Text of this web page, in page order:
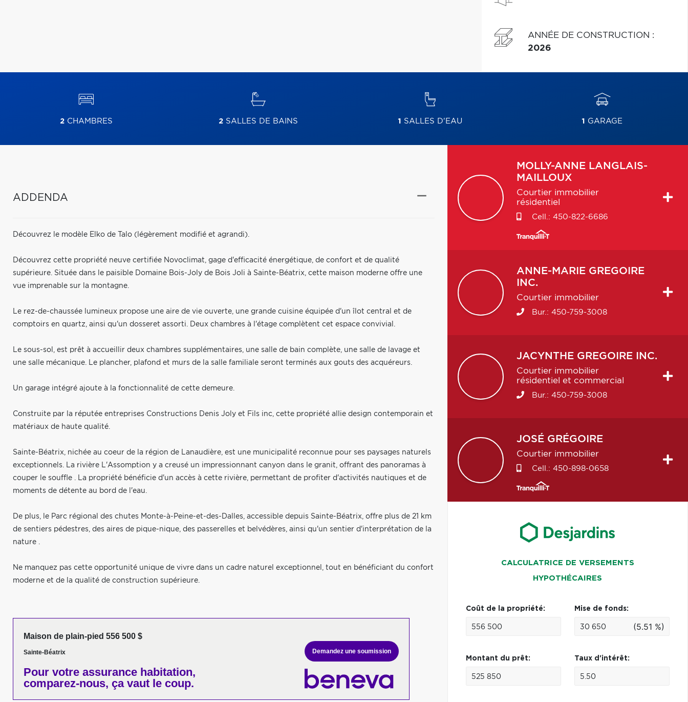
ANNÉE DE CONSTRUCTION :
2026
2CHAMBRES 2SALLES DE BAINS 1 SALLES D'EAU 1 GARAGE
ADDENDA
Découvrez le modèle Elko de Talo (légèrement modifié et agrandi).
Découvrez cette propriété neuve certifiée Novoclimat, gage d'efficacité énergétique, de confort et de qualité
supérieure. Située dans le paisible Domaine Bois-Joly de Bois Joli à Sainte-Béatrix, cette maison moderne offre une
vue imprenable sur la montagne.
Le rez-de-chaussée lumineux propose une aire de vie ouverte, une grande cuisine équipée d'un îlot central et de
comptoirs en quartz, ainsi qu'un dosseret assorti. Deux chambres à l'étage complètent cet espace convivial.
Le sous-sol, est prêt à accueillir deux chambres supplémentaires, une salle de bain complète, une salle de lavage et
une salle mécanique. Le plancher, plafond et murs de la salle familiale seront terminés aux gouts des acquéreurs.
Un garage intégré ajoute à la fonctionnalité de cette demeure.
Construite par la réputée entreprises Constructions Denis Joly et Fils inc, cette propriété allie design contemporain et
matériaux de haute qualité.
Sainte-Béatrix, nichée au coeur de la région de Lanaudière, est une municipalité reconnue pour ses paysages naturels
exceptionnels. La rivière L'Assomption y a creusé un impressionnant canyon dans le granit, offrant des panoramas à
couper le souffle . La propriété bénéficie d'un accès à cette rivière, permettant de profiter d'activités nautiques et de
moments de détente au bord de l'eau.
De plus, le Parc régional des chutes Monte-à-Peine-et-des-Dalles, accessible depuis Sainte-Béatrix, offre plus de 21 km
de sentiers pédestres, des aires de pique-nique, des passerelles et belvédères, ainsi qu'un sentier d'interprétation de la
nature .
Ne manquez pas cette opportunité unique de vivre dans un cadre naturel exceptionnel, tout en bénéficiant du confort
moderne et de la qualité de construction supérieure.
Maison de plain-pied 556 500 $
Sainte-Béatrix
Pour votre assurance habitation,
comparez-nous, ça vaut le coup.
Demandez une soumission
MOLLY-ANNE LANGLAIS-
MAILLOUX
Courtier immobilier
résidentiel
Cell.: 450-822-6686
ANNE-MARIE GREGOIRE
INC.
Courtier immobilier
Bur.: 450-759-3008
JACYNTHE GREGOIRE INC.
Courtier immobilier
résidentiel et commercial
Bur.: 450-759-3008
JOSÉ GRÉGOIRE
Courtier immobilier
Cell.: 450-898-0658
CALCULATRICE DE VERSEMENTS
HYPOTHÉCAIRES
Coût de la propriété: Mise de fonds:
(5.51 %)
Montant du prêt: Taux d'intérêt: